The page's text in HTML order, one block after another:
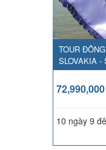
TOUR
SLOVAKIA -
10 ngày 9